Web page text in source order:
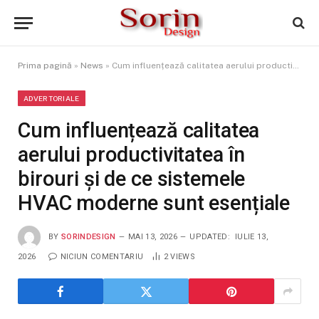
Prima pagină » News » Cum influențează calitatea aerului productivitatea în birouri și de ce sistemele HVAC moderne sunt esențiale
ADVERTORIALE
Cum influențează calitatea
aerului productivitatea în
birouri și de ce sistemele
HVAC moderne sunt esențiale
BY SORINDESIGN MAI 13, 2026 UPDATED: IULIE 13,
2026 NICIUN COMENTARIU 2VIEWS